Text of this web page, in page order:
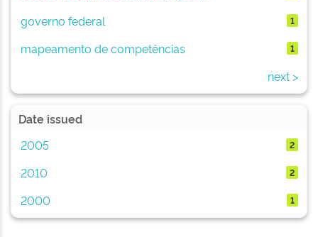
governo federal 1
mapeamento de competências 1
next >
Date issued
2005
2
2010 2
2000 1